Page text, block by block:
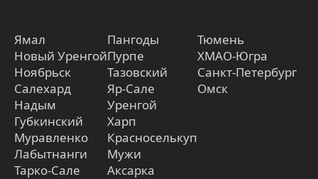
Ямал
Новый Уренгой
Ноябрьск
Салехард
Надым
Губкинский
Муравленко
Лабытнанги
Тарко-Сале
Пангоды
Пурпе
Тазовский
Яр-Сале
Уренгой
Харп
Красноселькуп
Мужи
Аксарка
Тюмень
ХМАО-Югра
Санкт-Петербург
Омск